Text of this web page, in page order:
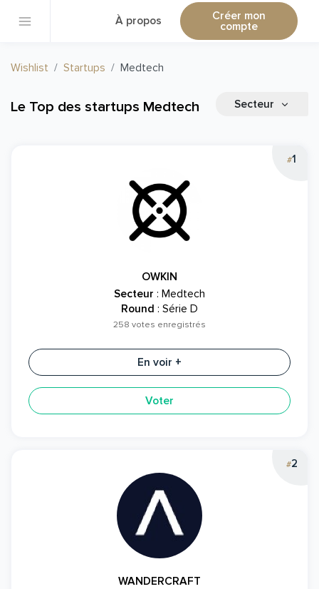
À propos Créer mon
compte
Wishlist Startups Medtech
Le Top des startups Medtech Secteur
#1
OWKIN
Secteur : Medtech
Round : Série D
258 votes enregistrés
En voir +
Voter
#2
WANDERCRAFT